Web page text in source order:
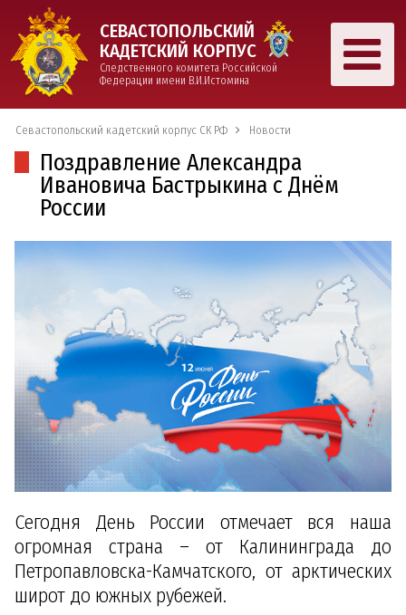
СЕВАСТОПОЛЬСКИЙ
КАДЕТСКИЙ КОРПУС
Следственного комитета Российской
Федерации имени В.И.Истомина
Севастопольский кадетский корпус СК РФ Новости
Поздравление Александра
Ивановича Бастрыкина с Днём
России
Сегодня День России отмечает вся наша
огромная страна – от Калининграда до
Петропавловска-Камчатского, от арктических
широт до южных рубежей.